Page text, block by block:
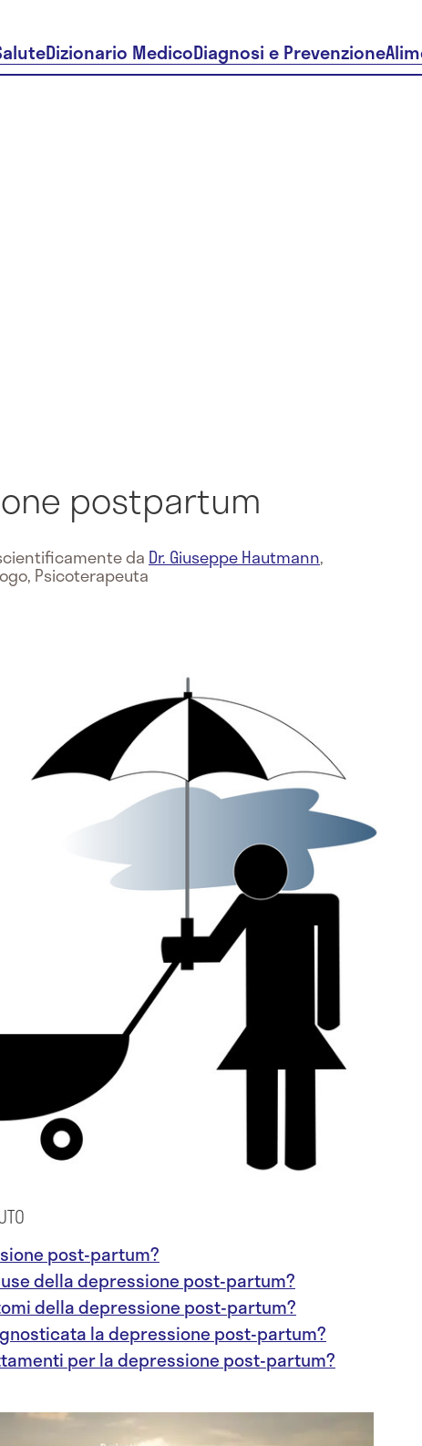
Dizionario MedicoDiagnosi e Prevenzione
postpartum
da Dr. Giuseppe Hautmann,
Psicoterapeuta
post-partum?
della depressione post-partum?
della depressione post-partum?
la depressione post-partum?
per la depressione post-partum?